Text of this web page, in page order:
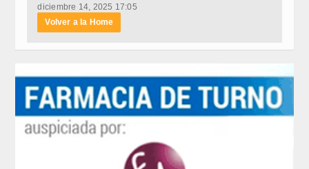
diciembre 14, 2025 17:05
Volver a la Home